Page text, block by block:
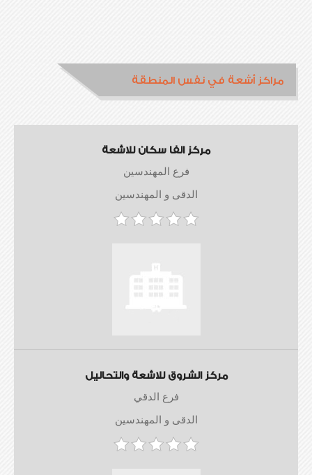
مراكز أشعة في نفس المنطقة
مركز الفا سكان للاشعة
فرع المهندسين
الدقى و المهندسين
مركز الشروق للاشعة والتحاليل
فرع الدقي
الدقى و المهندسين